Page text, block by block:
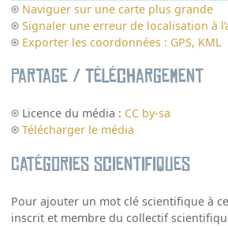
Naviguer sur une carte plus grande
Signaler une erreur de localisation à
Exporter les coordonnées : GPS, KML
Partage / Téléchargement
Licence du média : CC by-sa
Télécharger le média
Catégories scientifiques
Pour ajouter un mot clé scientifique à
inscrit et membre du collectif